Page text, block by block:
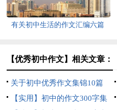
有关初中生活的作文汇编六篇
【优秀初中作文】相关文章：
关于初中优秀作文集锦10篇
【实用】初中的作文300字集